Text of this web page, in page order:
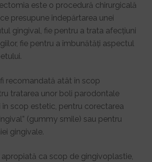
este o procedură chirurgicală
presupune îndepărtarea unei
gingival, fie pentru a trata afecțiuni
fie pentru a îmbunătăți aspectul
recomandată atât în scop
tratarea unor boli parodontale
în scop estetic, pentru corectarea
(gummy smile) sau pentru
gingivale.
apropiată ca scop de gingivoplastie,